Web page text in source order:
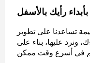
رأيك بالأسفل
تساعدنا على تطوير
عليها، بناء على